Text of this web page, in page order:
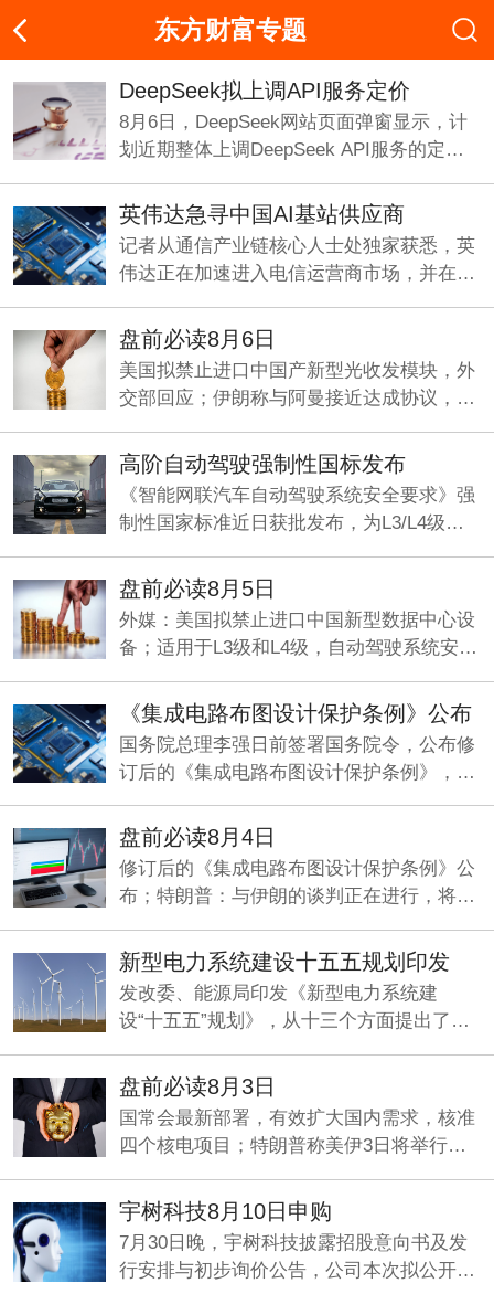
东方财富专题
DeepSeek拟上调API服务定价
8月6日，DeepSeek网站页面弹窗显示，计
划近期整体上调DeepSeek API服务的定
英伟达急寻中国AI基站供应商
记者从通信产业链核心人士处独家获悉，英
伟达正在加速进入电信运营商市场，并在中
要求的6G基站。
盘前必读8月6日
美国拟禁止进口中国产新型光收发模块，外
交部回应；伊朗称与阿曼接近达成协议，海
小企业发展规划》即将发布。
高阶自动驾驶强制性国标发布
《智能网联汽车自动驾驶系统安全要求》强
制性国家标准近日获批发布，为L3/L4级量
元年加速兑现。
盘前必读8月5日
外媒：美国拟禁止进口中国新型数据中心设
备；适用于L3级和L4级，自动驾驶系统安全
断式逆回购操作。
《集成电路布图设计保护条例》公布
国务院总理李强日前签署国务院令，公布修
订后的《集成电路布图设计保护条例》，自
盘前必读8月4日
修订后的《集成电路布图设计保护条例》公
布；特朗普：与伊朗的谈判正在进行，将分
设“十五五”规划》。
新型电力系统建设十五五规划印发
发改委、能源局印发《新型电力系统建
设“十五五”规划》，从十三个方面提出了一
效的新型电力系统。
盘前必读8月3日
国常会最新部署，有效扩大国内需求，核准
四个核电项目；特朗普称美伊3日将举行谈
策工具的作用。
宇树科技8月10日申购
7月30日晚，宇树科技披露招股意向书及发
行安排与初步询价公告，公司本次拟公开发